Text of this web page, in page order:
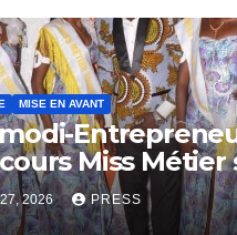
MISE EN AVANT
Miss Métier
lance.
2026 PRESS